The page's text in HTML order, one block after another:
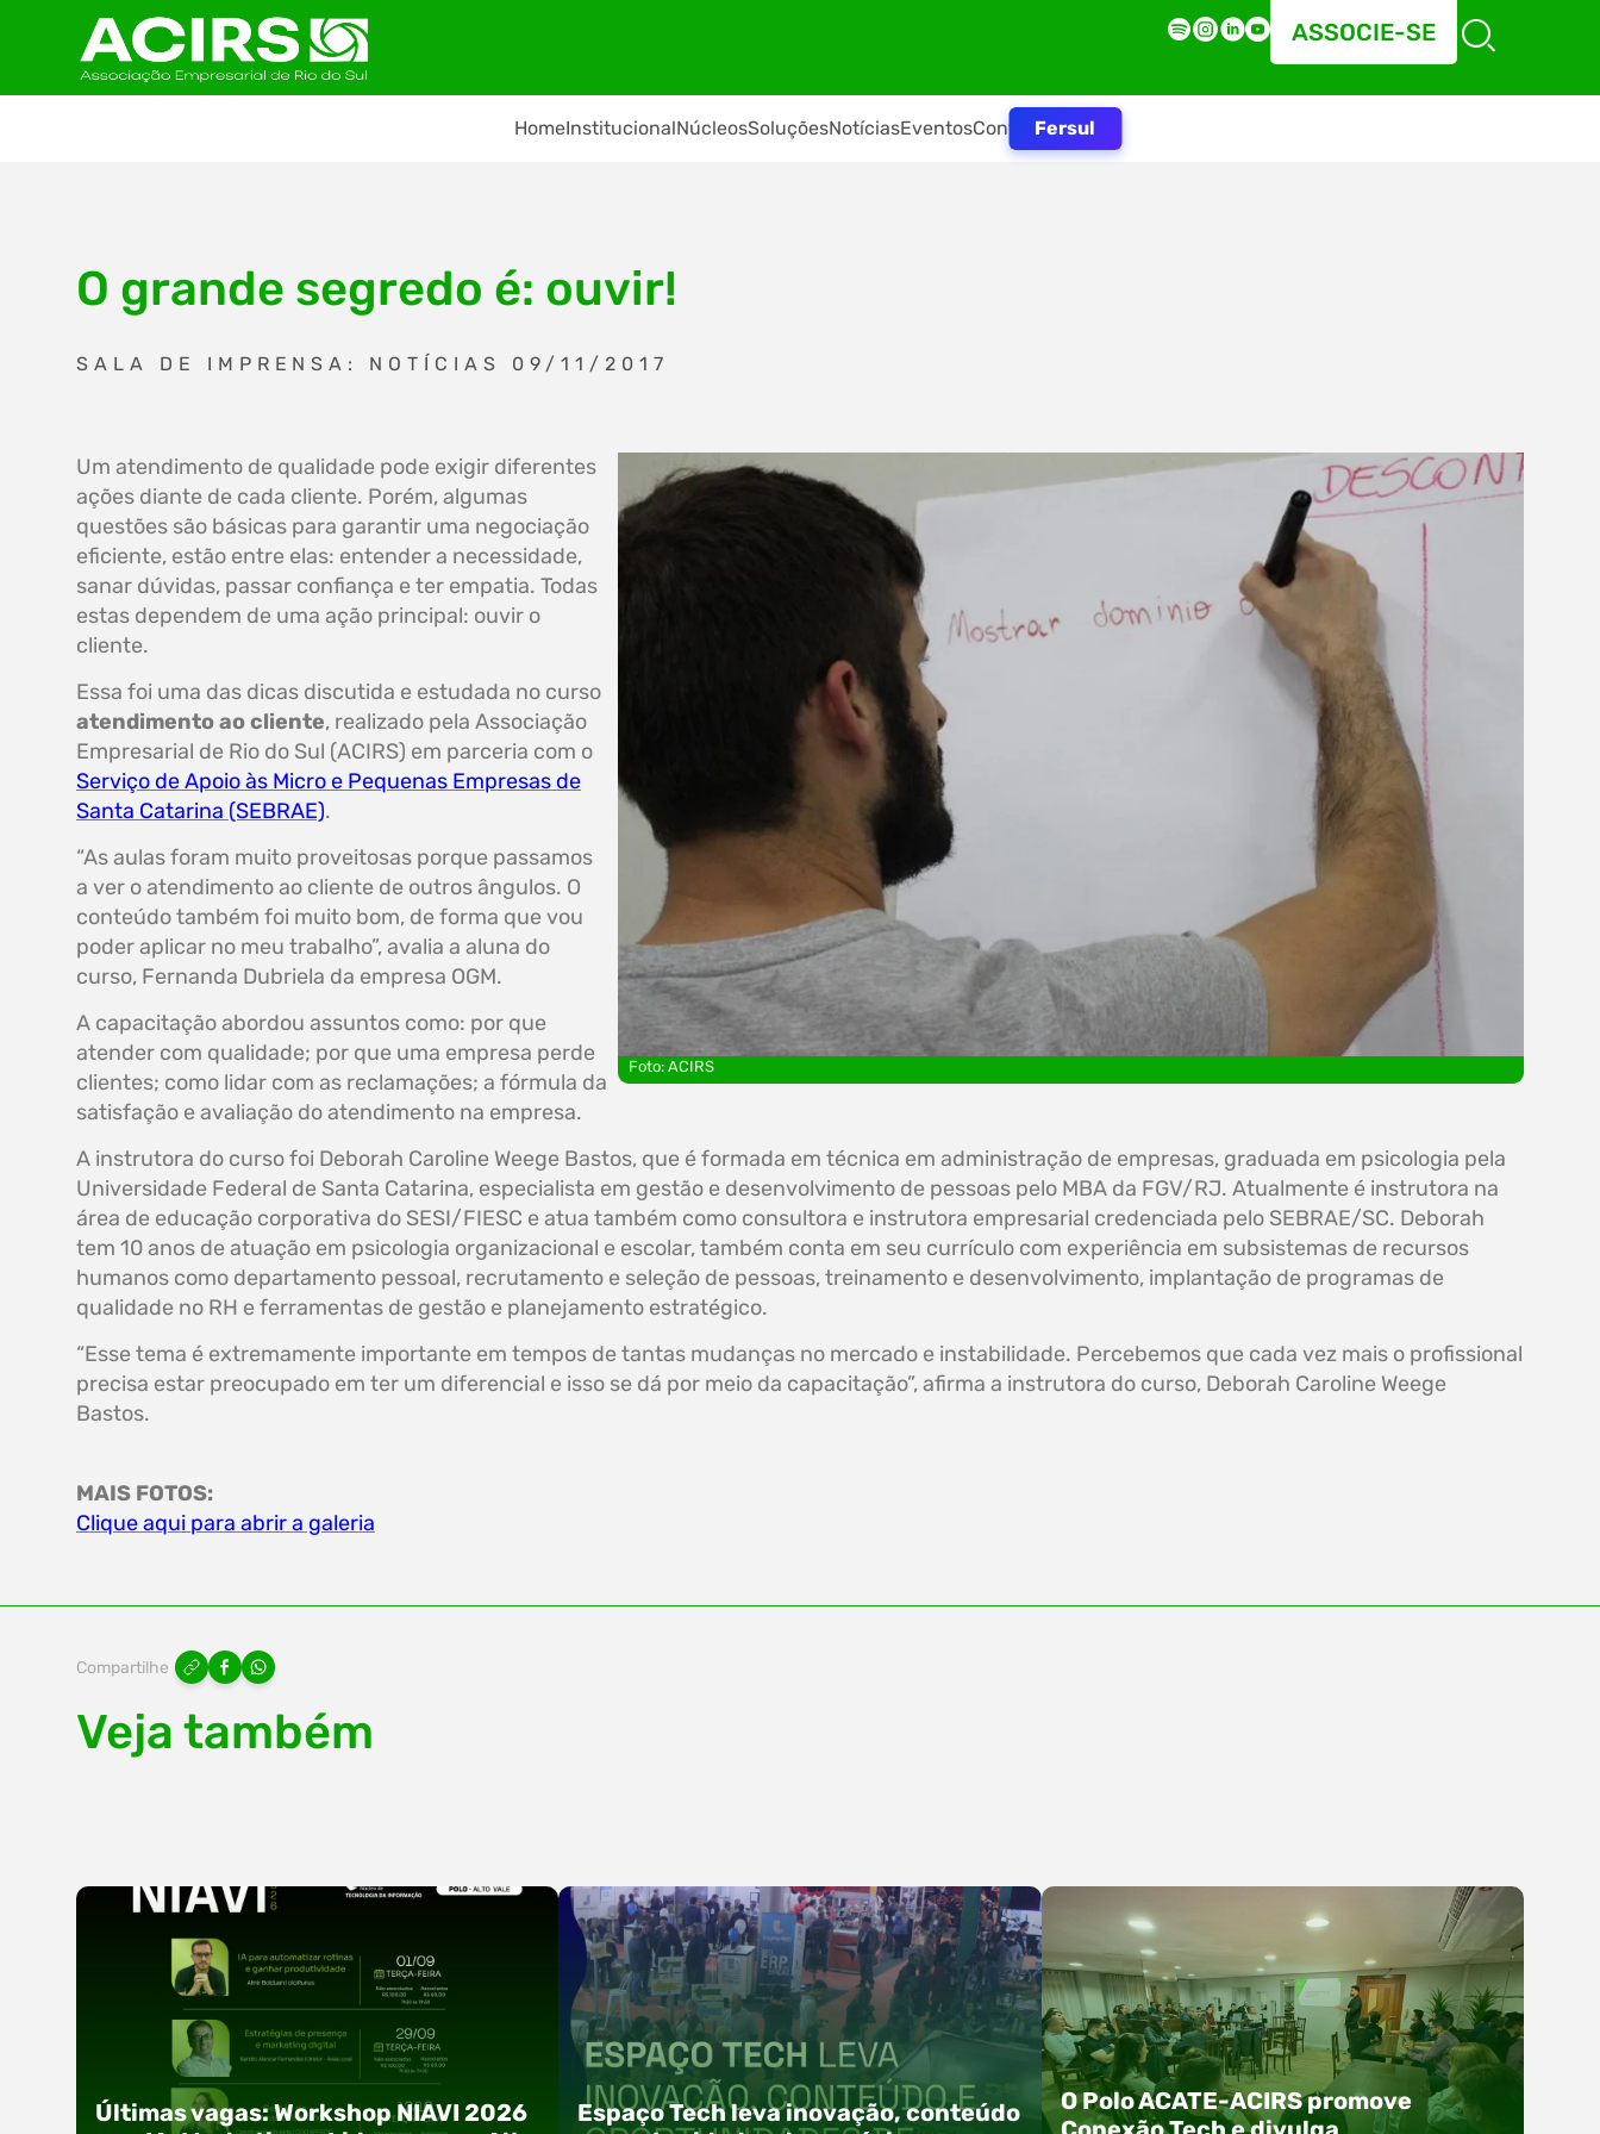
ASSOCIE-SE
HomeInstitucionalNúcleosSoluçõesNotíciasEventosContatoFersul
O grande segredo é: ouvir!
SALA DE IMPRENSA: NOTÍCIAS 09/11/2017
Foto: ACIRS
Um atendimento de qualidade pode exigir diferentes
ações diante de cada cliente. Porém, algumas
questões são básicas para garantir uma negociação
eficiente, estão entre elas: entender a necessidade,
sanar dúvidas, passar confiança e ter empatia. Todas
estas dependem de uma ação principal: ouvir o
cliente.
Essa foi uma das dicas discutida e estudada no curso
atendimento ao cliente, realizado pela Associação
Empresarial de Rio do Sul (ACIRS) em parceria com o
Serviço de Apoio às Micro e Pequenas Empresas de
Santa Catarina (SEBRAE).
“As aulas foram muito proveitosas porque passamos
a ver o atendimento ao cliente de outros ângulos. O
conteúdo também foi muito bom, de forma que vou
poder aplicar no meu trabalho”, avalia a aluna do
curso, Fernanda Dubriela da empresa OGM.
A capacitação abordou assuntos como: por que
atender com qualidade; por que uma empresa perde
clientes; como lidar com as reclamações; a fórmula da
satisfação e avaliação do atendimento na empresa.
A instrutora do curso foi Deborah Caroline Weege Bastos, que é formada em técnica em administração de empresas, graduada em psicologia pela
Universidade Federal de Santa Catarina, especialista em gestão e desenvolvimento de pessoas pelo MBA da FGV/RJ. Atualmente é instrutora na
área de educação corporativa do SESI/FIESC e atua também como consultora e instrutora empresarial credenciada pelo SEBRAE/SC. Deborah
tem 10 anos de atuação em psicologia organizacional e escolar, também conta em seu currículo com experiência em subsistemas de recursos
humanos como departamento pessoal, recrutamento e seleção de pessoas, treinamento e desenvolvimento, implantação de programas de
qualidade no RH e ferramentas de gestão e planejamento estratégico.
“Esse tema é extremamente importante em tempos de tantas mudanças no mercado e instabilidade. Percebemos que cada vez mais o profissional
precisa estar preocupado em ter um diferencial e isso se dá por meio da capacitação”, afirma a instrutora do curso, Deborah Caroline Weege
Bastos.
MAIS FOTOS:
Clique aqui para abrir a galeria
Compartilhe
Veja também
Últimas vagas: Workshop NIAVI 2026
Espaço Tech leva inovação, conteúdo
O Polo ACATE-ACIRS promove